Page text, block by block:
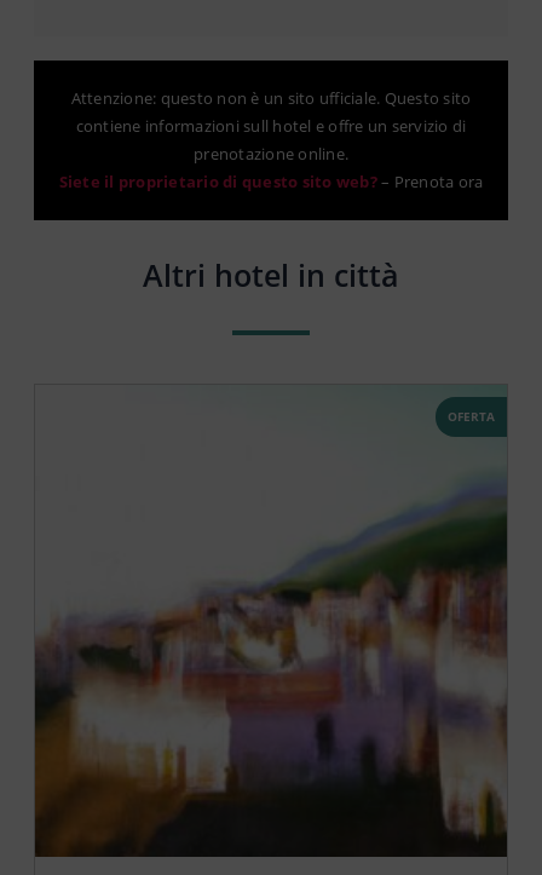
Attenzione: questo non è un sito ufficiale. Questo sito
contiene informazioni sull hotel e offre un servizio di
prenotazione online.
Siete il proprietario di questo sito web?– Prenota ora
Altri hotel in città
OFERTA